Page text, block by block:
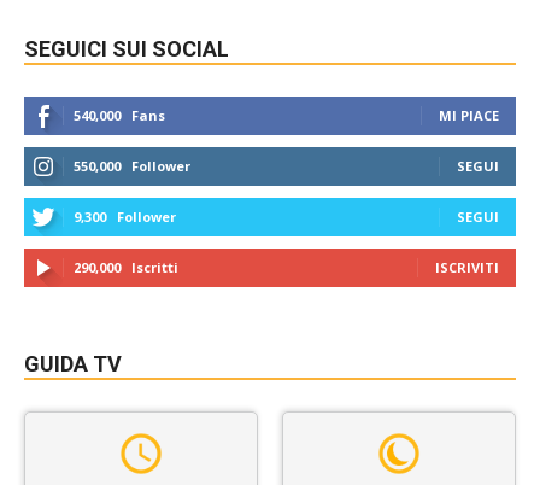
SEGUICI SUI SOCIAL
540,000 Fans MI PIACE
550,000 Follower SEGUI
9,300 Follower SEGUI
290,000 Iscritti ISCRIVITI
GUIDA TV